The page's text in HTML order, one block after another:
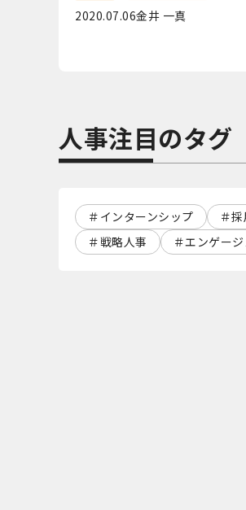
2020.07.06金井 一真
人事注目のタグ
インターンシップ 採
戦略人事
エンゲー